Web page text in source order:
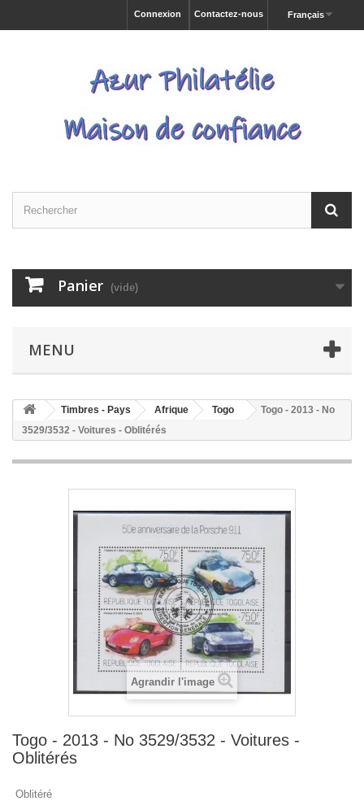
Français
Contactez-nous
Connexion
Panier (vide)
MENU
Timbres - Pays Afrique Togo
Togo - 2013 - No
3529/3532 - Voitures - Oblitérés
Agrandir l'image
Togo - 2013 - No 3529/3532 - Voitures -
Oblitérés
Oblitéré